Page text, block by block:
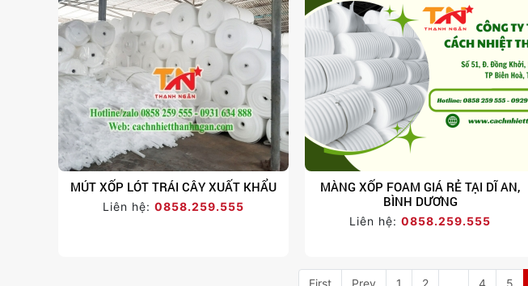
MÚT XỐP LÓT TRÁI CÂY XUẤT KHẨU
Liên hệ: 0858.259.555
MÀNG XỐP FOAM GIÁ RẺ TẠI DĨ AN,
BÌNH DƯƠNG
Liên hệ: 0858.259.555
First Prev 1 2 4 5